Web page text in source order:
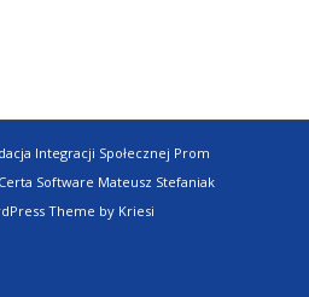
Integracji Społecznej Prom
Certa Software Mateusz Stefaniak
Theme by Kriesi